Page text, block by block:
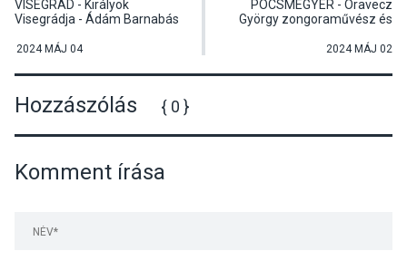
VISEGRÁD - Királyok
Visegrádja - Ádám Barnabás
huszárság története címmel
2024 MÁJ 04
PÓCSMEGYER - Oravecz
György zongoraművész és
hegedűművész Tavaszváró
2024 MÁJ 02
Hozzászólás { 0 }
Komment írása